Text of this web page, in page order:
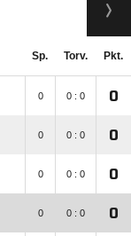
Sp. Torv. Pkt.
0 0 : 0 0
0 0 : 0 0
0 0 : 0 0
0 0 : 0 0